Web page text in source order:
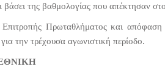
βάσει της βαθμολογίας που απέκτησαν
Επιτροπής Πρωταθλήματος και
την τρέχουσα αγωνιστική περίοδο.